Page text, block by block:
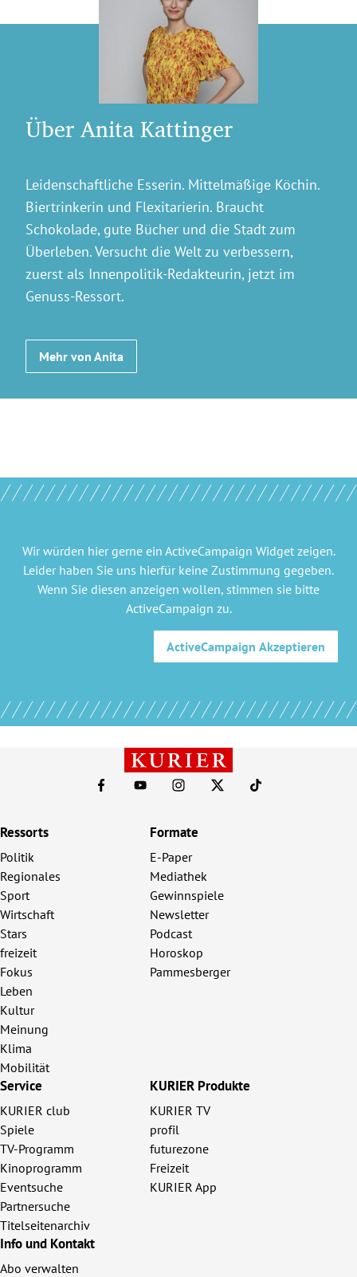
Über Anita Kattinger
Leidenschaftliche Esserin. Mittelmäßige Köchin.
Biertrinkerin und Flexitarierin. Braucht
Schokolade, gute Bücher und die Stadt zum
Überleben. Versucht die Welt zu verbessern,
zuerst als Innenpolitik-Redakteurin, jetzt im
Genuss-Ressort.
Mehr von Anita
Wir würden hier gerne ein ActiveCampaign Widgetzeigen.
Leider haben Sie uns hierfür keine Zustimmung gegeben.
Wenn Sie diesen anzeigen wollen, stimmen sie bitte
ActiveCampaign zu.
ActiveCampaign Akzeptieren
Ressorts
Politik
Regionales
Sport
Wirtschaft
Stars
freizeit
Fokus
Leben
Kultur
Meinung
Klima
Mobilität
Formate
E-Paper
Mediathek
Gewinnspiele
Newsletter
Podcast
Horoskop
Pammesberger
Service
KURIER club
Spiele
TV-Programm
Kinoprogramm
Eventsuche
Partnersuche
Titelseitenarchiv
KURIER Produkte
KURIER TV
profil
futurezone
Freizeit
KURIER App
Info und Kontakt
Abo verwalten